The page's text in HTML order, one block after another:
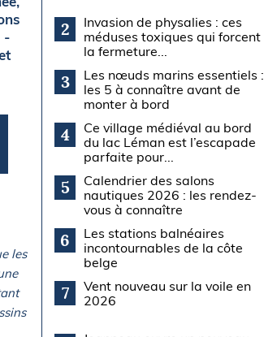
-
les
2
Invasion de physalies : ces
méduses toxiques qui forcent
la fermeture...
3
Les nœuds marins essentiels :
les 5 à connaître avant de
monter à bord
4
Ce village médiéval au bord
du lac Léman est l’escapade
parfaite pour...
5
Calendrier des salons
nautiques 2026 : les rendez-
vous à connaître
6
Les stations balnéaires
incontournables de la côte
belge
7
Vent nouveau sur la voile en
2026